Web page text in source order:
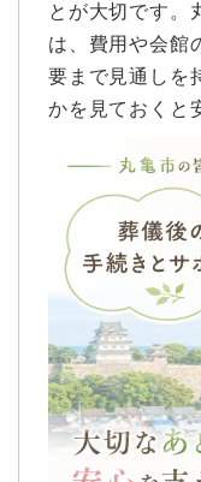
とが大切です。
は、費用や会館
要まで見通しを
かを見ておくと